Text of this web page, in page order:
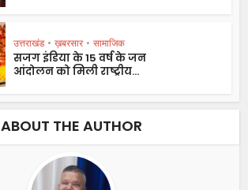
उत्तराखंड • ख़बरसार • सामाजिक
सजग इंडिया के 15 वर्ष के जन
आंदोलन को मिली राष्ट्रीय...
ABOUT THE AUTHOR